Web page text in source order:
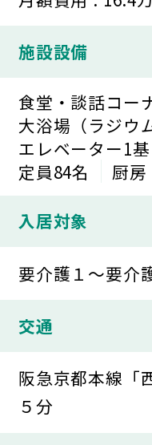
施設設備
食堂・談話コー
大浴場（ラジウ
エレベーター1基
定員84名
厨房
入居対象
要介護１～要介
交通
阪急京都本線「
５分